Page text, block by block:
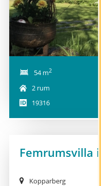
54 m2
2 rum
19316
Femrumsvilla
Kopparberg